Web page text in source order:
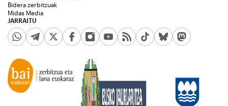
JARRAITU
Bidera zerbitzuak
Midas Media